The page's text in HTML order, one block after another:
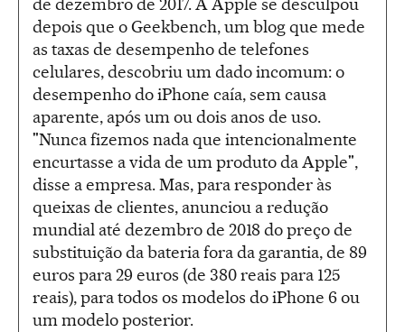
depois que o Geekbench, um blog que mede
as taxas de desempenho de telefones
celulares, descobriu um dado incomum: o
desempenho do iPhone caía, sem causa
aparente, após um ou dois anos de uso.
"Nunca fizemos nada que intencionalmente
encurtasse a vida de um produto da Apple",
disse a empresa. Mas, para responder às
queixas de clientes, anunciou a redução
mundial até dezembro de 2018 do preço de
substituição da bateria fora da garantia, de 89
euros para 29 euros (de 380 reais para 125
reais), para todos os modelos do iPhone 6 ou
um modelo posterior.